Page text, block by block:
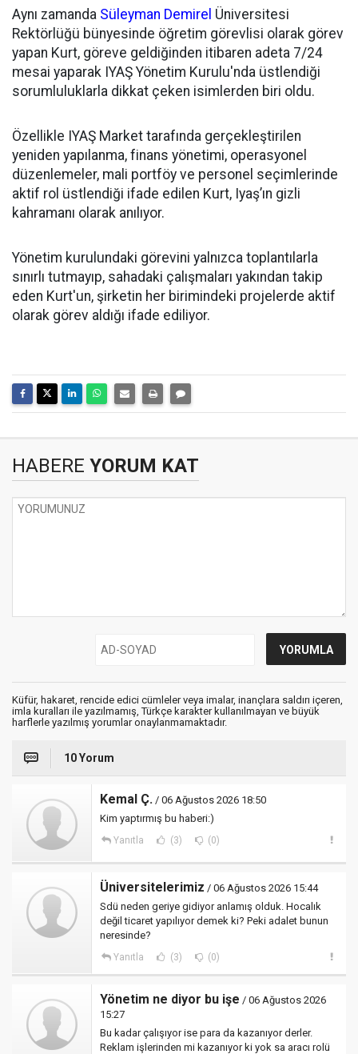
Aynı zamanda Süleyman Demirel Üniversitesi
Rektörlüğü bünyesinde öğretim görevlisi olarak görev
yapan Kurt, göreve geldiğinden itibaren adeta 7/24
mesai yaparak IYAŞ Yönetim Kurulu'nda üstlendiği
sorumluluklarla dikkat çeken isimlerden biri oldu.
Özellikle IYAŞ Market tarafında gerçekleştirilen
yeniden yapılanma, finans yönetimi, operasyonel
düzenlemeler, mali portföy ve personel seçimlerinde
aktif rol üstlendiği ifade edilen Kurt, Iyaş’ın gizli
kahramanı olarak anılıyor.
Yönetim kurulundaki görevini yalnızca toplantılarla
sınırlı tutmayıp, sahadaki çalışmaları yakından takip
eden Kurt'un, şirketin her birimindeki projelerde aktif
olarak görev aldığı ifade ediliyor.
HABERE YORUM KAT
Küfür, hakaret, rencide edici cümleler veya imalar, inançlara saldırı içeren,
imla kuralları ile yazılmamış, Türkçe karakter kullanılmayan ve büyük
harflerle yazılmış yorumlar onaylanmamaktadır.
10 Yorum
Kemal Ç. / 06 Ağustos 2026 18:50
Kim yaptırmış bu haberi:)
Yanıtla (3) (0)
Üniversitelerimiz / 06 Ağustos 2026 15:44
Sdü neden geriye gidiyor anlamış olduk. Hocalık
değil ticaret yapılıyor demek ki? Peki adalet bunun
neresinde?
Yanıtla (3) (0)
Yönetim ne diyor bu işe / 06 Ağustos 2026
15:27
Bu kadar çalışıyor ise para da kazanıyor derler.
Reklam işlerinden mi kazanıyor ki yok sa aracı rolü